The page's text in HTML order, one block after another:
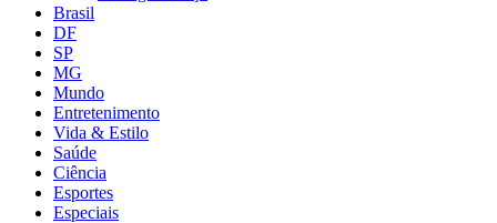
Brasil
DF
SP
MG
Mundo
Entretenimento
Vida & Estilo
Saúde
Ciência
Esportes
Especiais